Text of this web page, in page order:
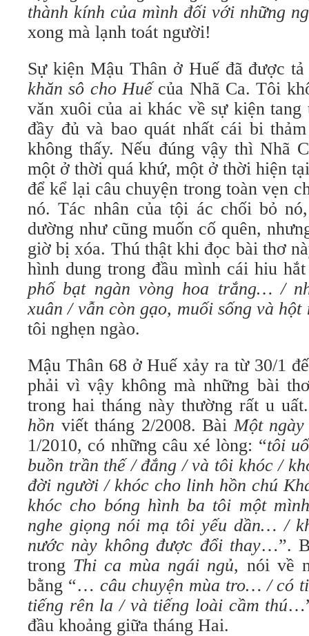
thành kính của mình đối với những
xong mà lạnh toát người!
Sự kiện Mậu Thân ở Huế đã được
khăn sô cho Huếcủa Nhã Ca. Tôi
văn xuôi của ai khác về sự kiện tang
đầy đủ và bao quát nhất cái bi
không thấy. Nếu đúng vậy thì Nhã
một ở thời quá khứ, một ở thời hiện
để kể lại câu chuyện trong toàn vẹn
nó. Tác nhân của tội ác chối bỏ
dường như cũng muốn cố quên,
giờ bị xóa. Thú thật khi đọc bài thơ
hình dung trong đầu mình cái hiu
phố bạt ngàn vòng hoa trắng… /
xuân / vẫn còn gạo, muối sống và
tôi nghẹn ngào.
Mậu Thân 68 ở Huế xảy ra từ 30/1
phải vì vậy không mà những bài
trong hai tháng này thường rất u
hồn viết tháng 2/2008. BàiMột ngày
1/2010, có những câu xé lòng: “tôi
buồn trần thế / đắng / và tôi khóc /
đời người / khóc cho linh hồn chú
khóc cho bóng hình ba tôi một
nghe giọng nói mạ tôi yếu dần… /
nước này không được đổi thay…”.
trong Thi ca mùa ngái ngủ, nói về
bằng “… câu chuyện mùa tro… / có
tiếng rên la / và tiếng loài cầm thú
đầu khoảng giữa tháng Hai.